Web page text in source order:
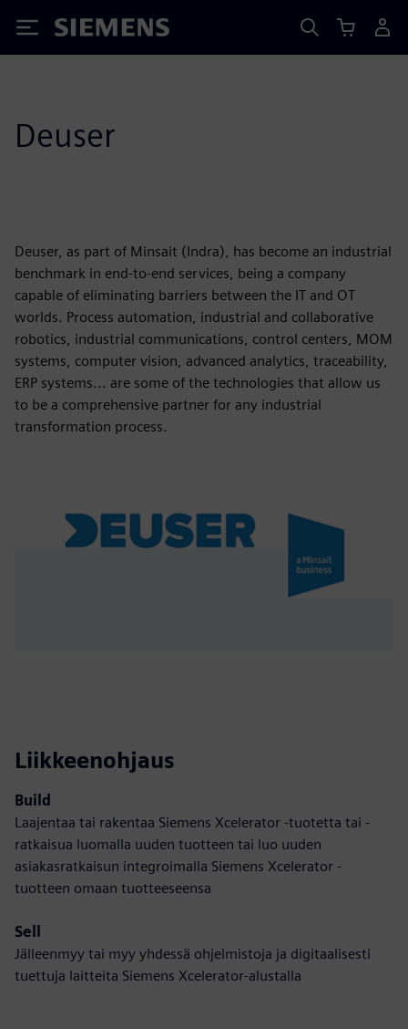
Siemens
Deuser
Deuser, as part of Minsait (Indra), has become an industrial
benchmark in end-to-end services, being a company
capable of eliminating barriers between the IT and OT
worlds. Process automation, industrial and collaborative
robotics, industrial communications, control centers, MOM
systems, computer vision, advanced analytics, traceability,
ERP systems... are some of the technologies that allow us
to be a comprehensive partner for any industrial
transformation process.
Liikkeenohjaus
Build
Laajentaa tai rakentaa Siemens Xcelerator -tuotetta tai -
ratkaisua luomalla uuden tuotteen tai luo uuden
asiakasratkaisun integroimalla Siemens Xcelerator -
tuotteen omaan tuotteeseensa
Sell
Jälleenmyy tai myy yhdessä ohjelmistoja ja digitaalisesti
tuettuja laitteita Siemens Xcelerator-alustalla